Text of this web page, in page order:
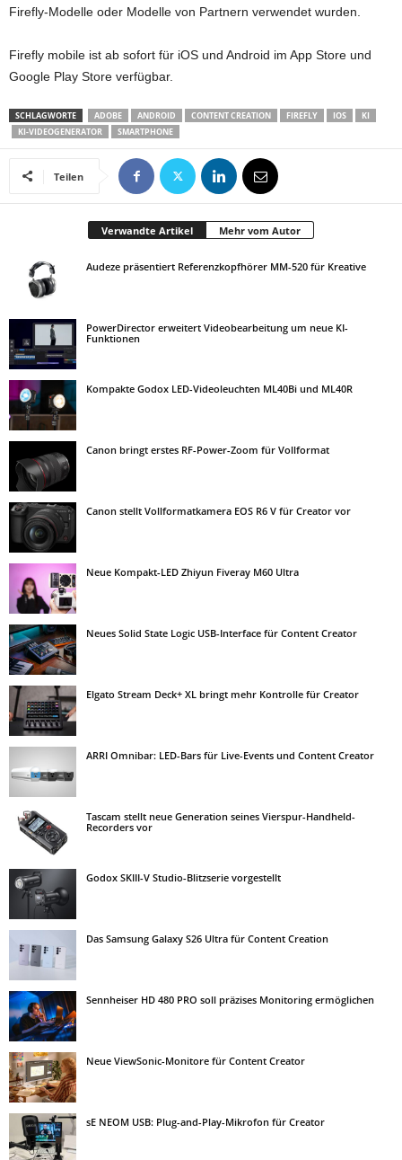
Firefly-Modelle oder Modelle von Partnern verwendet wurden.
Firefly mobile ist ab sofort für iOS und Android im App Store und
Google Play Store verfügbar.
SCHLAGWORTE ADOBE ANDROID CONTENT CREATION FIREFLY IOS
KI
KI-VIDEOGENERATOR
SMARTPHONE
Teilen
Verwandte Artikel Mehr vom Autor
Audeze präsentiert Referenzkopfhörer MM-520 für Kreative
PowerDirector erweitert Videobearbeitung um neue KI-
Funktionen
Kompakte Godox LED-Videoleuchten ML40Bi und ML40R
Canon bringt erstes RF-Power-Zoom für Vollformat
Canon stellt Vollformatkamera EOS R6 V für Creator vor
Neue Kompakt-LED Zhiyun Fiveray M60 Ultra
Neues Solid State Logic USB-Interface für Content Creator
Elgato Stream Deck+ XL bringt mehr Kontrolle für Creator
ARRI Omnibar: LED-Bars für Live-Events und Content Creator
Tascam stellt neue Generation seines Vierspur-Handheld-
Recorders vor
Godox SKIII-V Studio-Blitzserie vorgestellt
Das Samsung Galaxy S26 Ultra für Content Creation
Sennheiser HD 480 PRO soll präzises Monitoring ermöglichen
Neue ViewSonic-Monitore für Content Creator
sE NEOM USB: Plug-and-Play-Mikrofon für Creator